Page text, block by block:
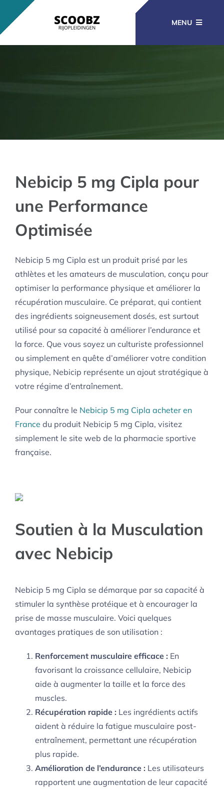
naar
inhoud
MENU
CONTACT
Nebicip 5 mg Cipla pour
une Performance
Optimisée
Nebicip 5 mg Cipla est un produit prisé par les
athlètes et les amateurs de musculation, conçu pour
optimiser la performance physique et améliorer la
récupération musculaire. Ce préparat, qui contient
des ingrédients soigneusement dosés, est surtout
utilisé pour sa capacité à améliorer l’endurance et
la force. Que vous soyez un culturiste professionnel
ou simplement en quête d’améliorer votre condition
physique, Nebicip représente un ajout stratégique à
votre régime d’entraînement.
Pour connaître le Nebicip 5 mg Cipla acheter en
France du produit Nebicip 5 mg Cipla, visitez
simplement le site web de la pharmacie sportive
française.
Soutien à la Musculation
avec Nebicip
Nebicip 5 mg Cipla se démarque par sa capacité à
stimuler la synthèse protéique et à encourager la
prise de masse musculaire. Voici quelques
avantages pratiques de son utilisation :
Renforcement musculaire efficace : En
favorisant la croissance cellulaire, Nebicip
aide à augmenter la taille et la force des
muscles.
Récupération rapide : Les ingrédients actifs
aident à réduire la fatigue musculaire post-
entraînement, permettant une récupération
plus rapide.
Amélioration de l’endurance : Les utilisateurs
rapportent une augmentation de leur capacité